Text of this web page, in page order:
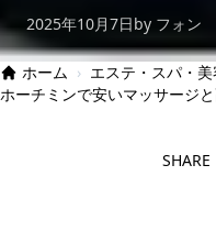
2025年10月7日by フォン
ホーム › エステ・スパ・美
ホーチミンで安いマッサージ
SHARE